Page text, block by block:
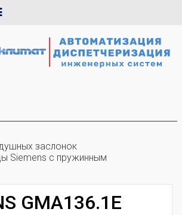
заслонок
Siemens с пружинным
GMA136.1E